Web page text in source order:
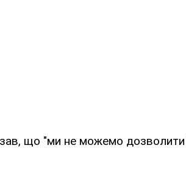
що "ми не можемо дозволити